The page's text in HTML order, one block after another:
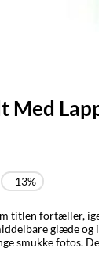
Med
- 13%
glæde og
Det første afsnit omhandler